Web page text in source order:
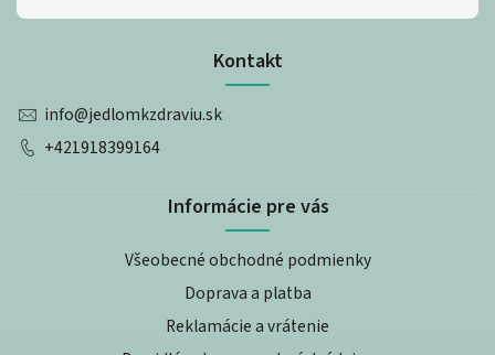
Kontakt
info@jedlomkzdraviu.sk
+421918399164
Informácie pre vás
Všeobecné obchodné podmienky
Doprava a platba
Reklamácie a vrátenie